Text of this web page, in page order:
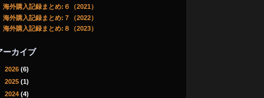
海外購入記録まとめ:６（2021）
海外購入記録まとめ:７（2022）
海外購入記録まとめ:８（2023）
ーカイブ
2026 (6)
2025 (1)
2024 (4)